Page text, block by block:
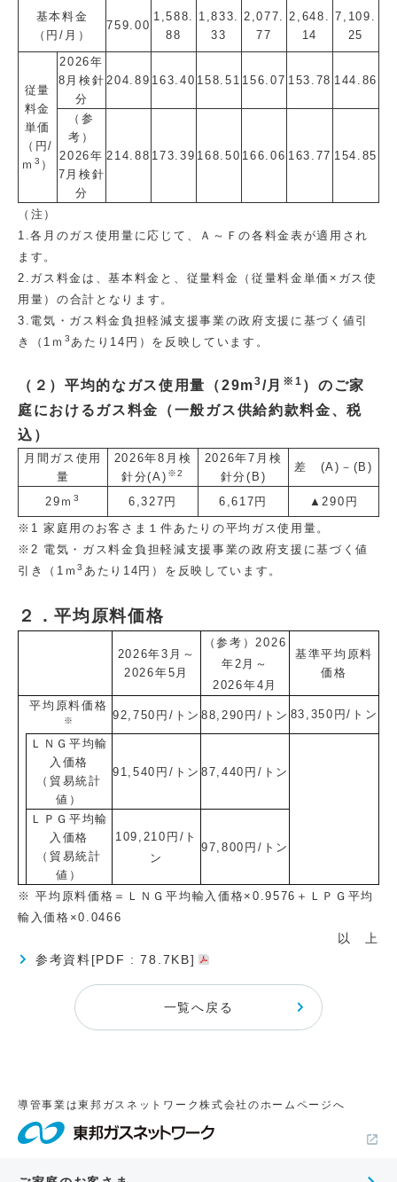
基本料金
（円/月）
759.00
1,588.
88
1,833.
33
2,077.
77
2,648.
14
7,109.
25
従量
料金
単価
（円/
ｍ 3 ）
2026年
8月検針
分
204.89 163.40 158.51 156.07 153.78 144.86
（参
考）
2026年
7月検針
分
214.88 173.39 168.50 166.06 163.77 154.85
（注）
1.各月のガス使用量に応じて、Ａ～Ｆの各料金表が適用され
ます。
2.ガス料金は、基本料金と、従量料金（従量料金単価×ガス使
用量）の合計となります。
3.電気・ガス料金負担軽減支援事業の政府支援に基づく値引
き（1ｍ 3 あたり14円）を反映しています。
（２）平均的なガス使用量（29m3/月 ※1 ）のご家
庭におけるガス料金（一般ガス供給約款料金、税
込）
月間ガス使用
量
2026年8月検
針分(A) ※2
2026年7月検
針分(B)
差 (A)－(B)
29ｍ3 6,327円 6,617円
▲290円
※1 家庭用のお客さま１件あたりの平均ガス使用量。
※2 電気・ガス料金負担軽減支援事業の政府支援に基づく値
引き（1ｍ3 あたり14円）を反映しています。
２．平均原料価格
2026年3月～
2026年5月
（参考）2026
年2月～
2026年4月
基準平均原料
価格
平均原料価格
※ 92,750円/トン 88,290 円/トン 83,350円/トン
ＬＮＧ平均輸
入価格
（貿易統計
値）
91,540円/トン 87,440 円/トン
ＬＰＧ平均輸
入価格
（貿易統計
値）
109,210円/ト
ン
97,800 円/トン
※ 平均原料価格＝ＬＮＧ平均輸入価格×0.9576＋ＬＰＧ平均
輸入価格×0.0466
以 上
参考資料[PDF : 78.7KB]
一覧へ戻る
導管事業は東邦ガスネットワーク株式会社のホームページへ